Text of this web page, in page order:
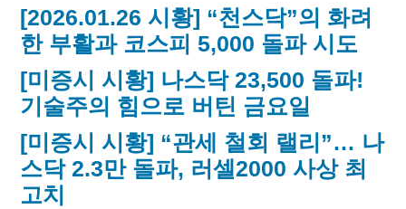
[2026.01.26 시황] “천스닥”의 화려
한 부활과 코스피 5,000 돌파 시도
[미증시 시황] 나스닥 23,500 돌파!
기술주의 힘으로 버틴 금요일
[미증시 시황] “관세 철회 랠리”… 나
스닥 2.3만 돌파, 러셀2000 사상 최
고치